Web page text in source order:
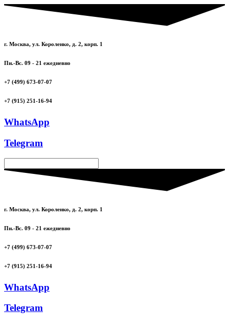
г. Москва, ул. Короленко, д. 2, корп. 1
Пн.-Вс. 09 - 21 ежедневно
+7 (499) 673-07-07
+7 (915) 251-16-94
WhatsApp
Telegram
г. Москва, ул. Короленко, д. 2, корп. 1
Пн.-Вс. 09 - 21 ежедневно
+7 (499) 673-07-07
+7 (915) 251-16-94
WhatsApp
Telegram